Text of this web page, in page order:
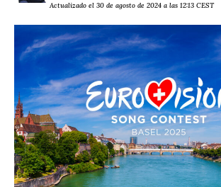
Actualizado el 30 de agosto de 2024 a las 12:13 CEST